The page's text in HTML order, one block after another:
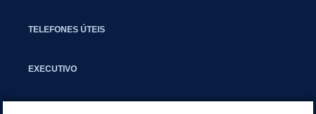
TELEFONES ÚTEIS
EXECUTIVO